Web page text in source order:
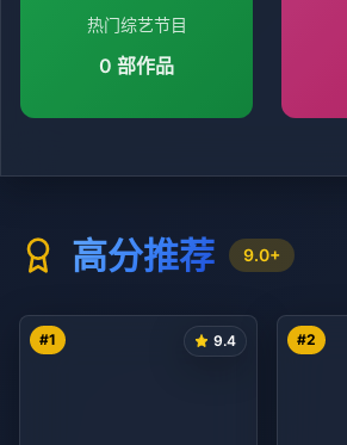
热门综艺节目
0 部作品
高分推荐 9.0+
#1 9.4 #2